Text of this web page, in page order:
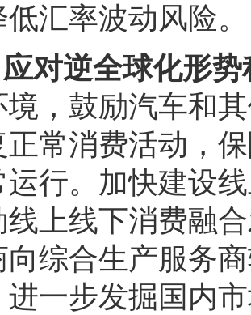
汇率波动风险。
对逆全球化形
境，鼓励汽车和
正常消费活动，
运行。加快建设
线上线下消费融
向综合生产服务
进一步发掘国内